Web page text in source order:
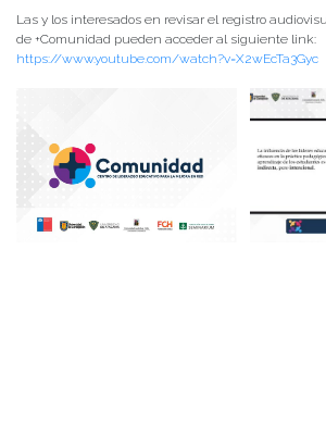
Las y los interesados en revisar el registro
de +Comunidad pueden acceder al siguiente link:
https://www.youtube.com/watch?v=X2wEcTa3Gyc